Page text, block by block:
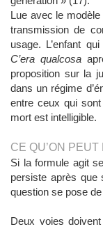
Lue avec le
transmission de
usage. L’enfant
C’era qualcosa
proposition sur la
dans un régime
entre ceux qui
mort est intelligible.
CE QU’ON PEUT
Si la formule agit
persiste après que
question se pose
Deux voies